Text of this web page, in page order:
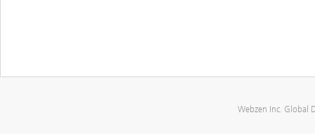
Webzen Inc. Global